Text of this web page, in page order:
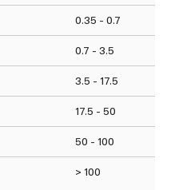
0.35 - 0.7
0.7 - 3.5
3.5 - 17.5
17.5 - 50
50 - 100
> 100